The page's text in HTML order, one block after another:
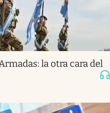
la otra cara del